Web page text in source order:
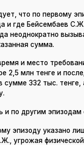
что по первому
и где Бейсембаев
неоднократно
сумма.
и место
2,5 млн тенге и
сумме 332 тыс.
и по другим
эпизоду указано
угрожая